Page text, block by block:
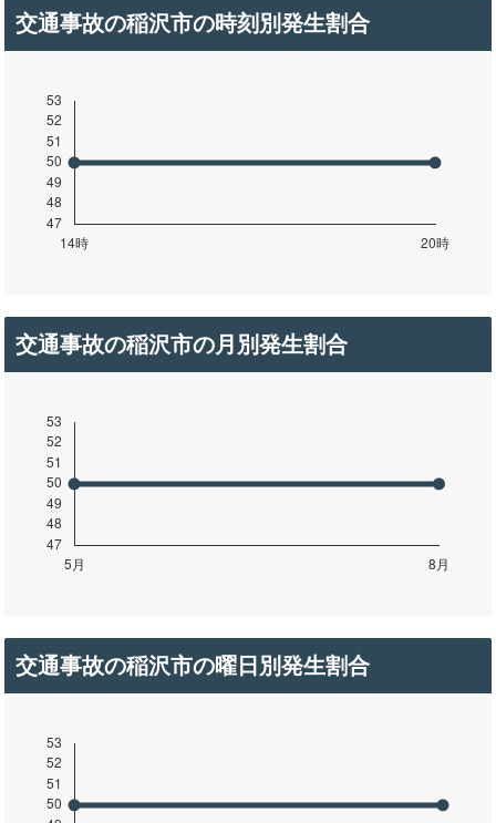
交通事故の稲沢市の時刻別発生割合
交通事故の稲沢市の月別発生割合
交通事故の稲沢市の曜日別発生割合